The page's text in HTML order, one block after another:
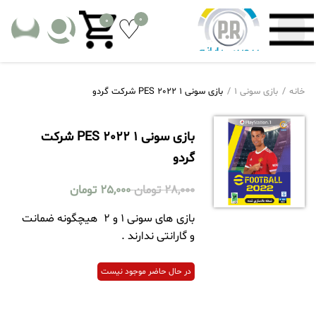
0
0
خانه بازی سونی 1 بازی سونی 1 PES 2022 شرکت گردو
بازی سونی 1 PES 2022 شرکت
گردو
28,000 تومان 25,000 تومان
بازی های سونی 1 و 2 هیچگونه ضمانت
و گارانتی ندارند .
در حال حاضر موجود نیست